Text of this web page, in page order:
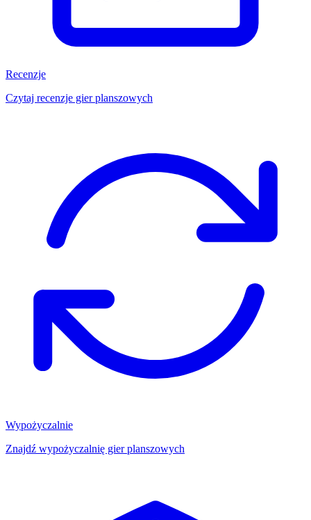
Recenzje
Czytaj recenzje gier planszowych
Wypożyczalnie
Znajdź wypożyczalnię gier planszowych